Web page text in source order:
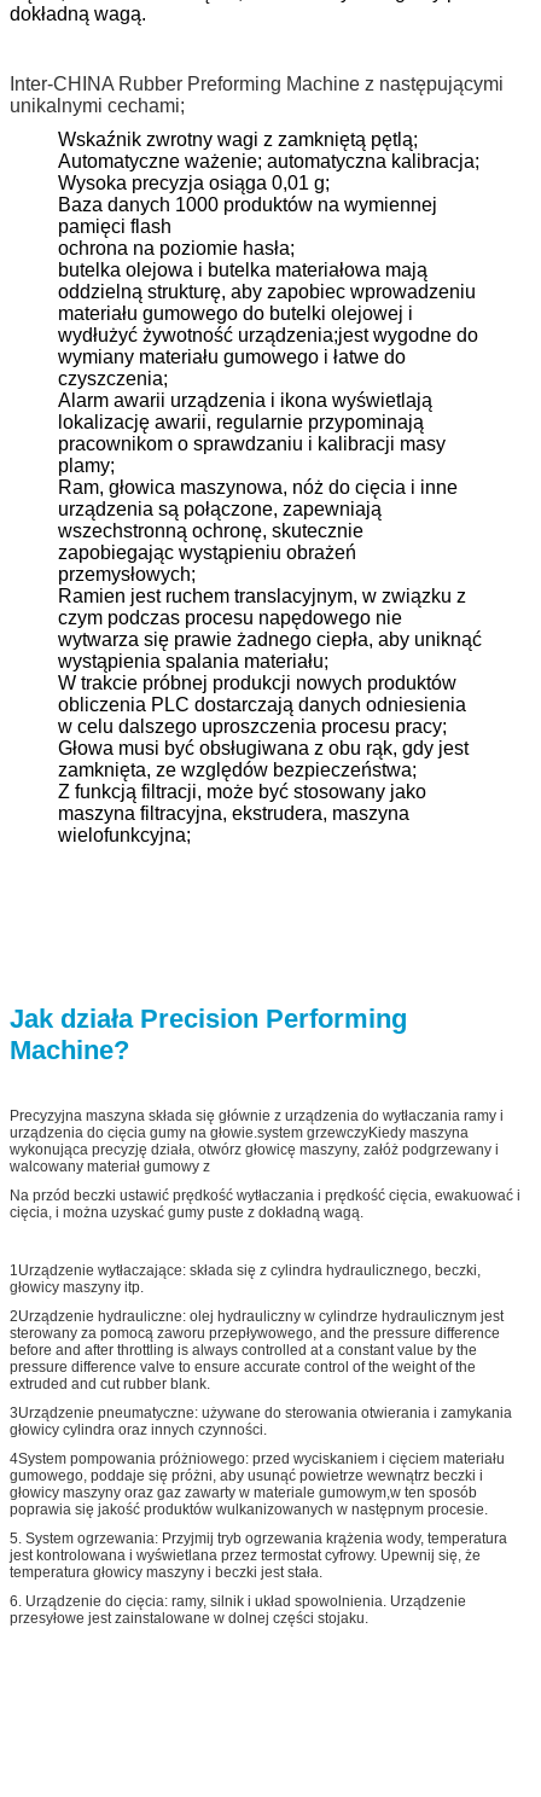
dokładną wagą.
Inter-CHINA Rubber Preforming Machine z następującymi
unikalnymi cechami;
Wskaźnik zwrotny wagi z zamkniętą pętlą;
Automatyczne ważenie; automatyczna kalibracja;
Wysoka precyzja osiąga 0,01 g;
Baza danych 1000 produktów na wymiennej
pamięci flash
ochrona na poziomie hasła;
butelka olejowa i butelka materiałowa mają
oddzielną strukturę, aby zapobiec wprowadzeniu
materiału gumowego do butelki olejowej i
wydłużyć żywotność urządzenia;jest wygodne do
wymiany materiału gumowego i łatwe do
czyszczenia;
Alarm awarii urządzenia i ikona wyświetlają
lokalizację awarii, regularnie przypominają
pracownikom o sprawdzaniu i kalibracji masy
plamy;
Ram, głowica maszynowa, nóż do cięcia i inne
urządzenia są połączone, zapewniają
wszechstronną ochronę, skutecznie
zapobiegając wystąpieniu obrażeń
przemysłowych;
Ramien jest ruchem translacyjnym, w związku z
czym podczas procesu napędowego nie
wytwarza się prawie żadnego ciepła, aby uniknąć
wystąpienia spalania materiału;
W trakcie próbnej produkcji nowych produktów
obliczenia PLC dostarczają danych odniesienia
w celu dalszego uproszczenia procesu pracy;
Głowa musi być obsługiwana z obu rąk, gdy jest
zamknięta, ze względów bezpieczeństwa;
Z funkcją filtracji, może być stosowany jako
maszyna filtracyjna, ekstrudera, maszyna
wielofunkcyjna;
Jak działa Precision Performing
Machine?
Precyzyjna maszyna składa się głównie z urządzenia do wytłaczania ramy i
urządzenia do cięcia gumy na głowie.system grzewczyKiedy maszyna
wykonująca precyzję działa, otwórz głowicę maszyny, załóż podgrzewany i
walcowany materiał gumowy z
Na przód beczki ustawić prędkość wytłaczania i prędkość cięcia, ewakuować i
cięcia, i można uzyskać gumy puste z dokładną wagą.
1Urządzenie wytłaczające: składa się z cylindra hydraulicznego, beczki,
głowicy maszyny itp.
2Urządzenie hydrauliczne: olej hydrauliczny w cylindrze hydraulicznym jest
sterowany za pomocą zaworu przepływowego, and the pressure difference
before and after throttling is always controlled at a constant value by the
pressure difference valve to ensure accurate control of the weight of the
extruded and cut rubber blank.
3Urządzenie pneumatyczne: używane do sterowania otwierania i zamykania
głowicy cylindra oraz innych czynności.
4System pompowania próżniowego: przed wyciskaniem i cięciem materiału
gumowego, poddaje się próżni, aby usunąć powietrze wewnątrz beczki i
głowicy maszyny oraz gaz zawarty w materiale gumowym,w ten sposób
poprawia się jakość produktów wulkanizowanych w następnym procesie.
5. System ogrzewania: Przyjmij tryb ogrzewania krążenia wody, temperatura
jest kontrolowana i wyświetlana przez termostat cyfrowy. Upewnij się, że
temperatura głowicy maszyny i beczki jest stała.
6. Urządzenie do cięcia: ramy, silnik i układ spowolnienia. Urządzenie
przesyłowe jest zainstalowane w dolnej części stojaku.